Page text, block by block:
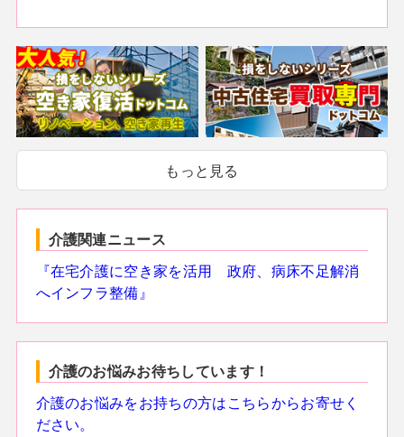
もっと見る
介護関連ニュース
『在宅介護に空き家を活用 政府、病床不足解消
へインフラ整備』
介護のお悩みお待ちしています！
介護のお悩みをお持ちの方はこちらからお寄せく
ださい。